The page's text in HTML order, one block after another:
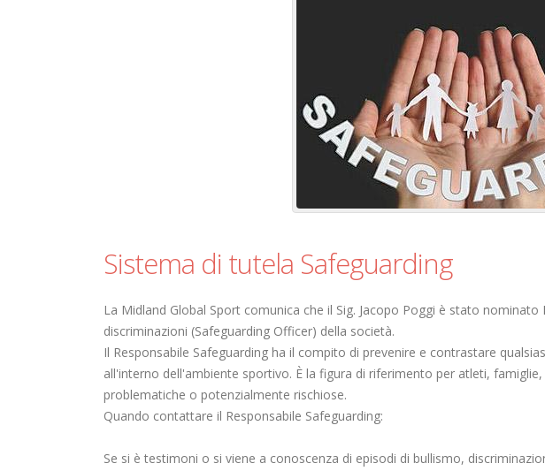
Sistema di tutela Safeguarding
La Midland Global Sport comunica che il Sig. Jacopo Poggi è stato
discriminazioni (Safeguarding Officer) della società.
Il Responsabile Safeguarding ha il compito di prevenire e contrastare
all'interno dell'ambiente sportivo. È la figura di riferimento per atleti,
problematiche o potenzialmente rischiose.
Quando contattare il Responsabile Safeguarding:
Se si è testimoni o si viene a conoscenza di episodi di bullismo,